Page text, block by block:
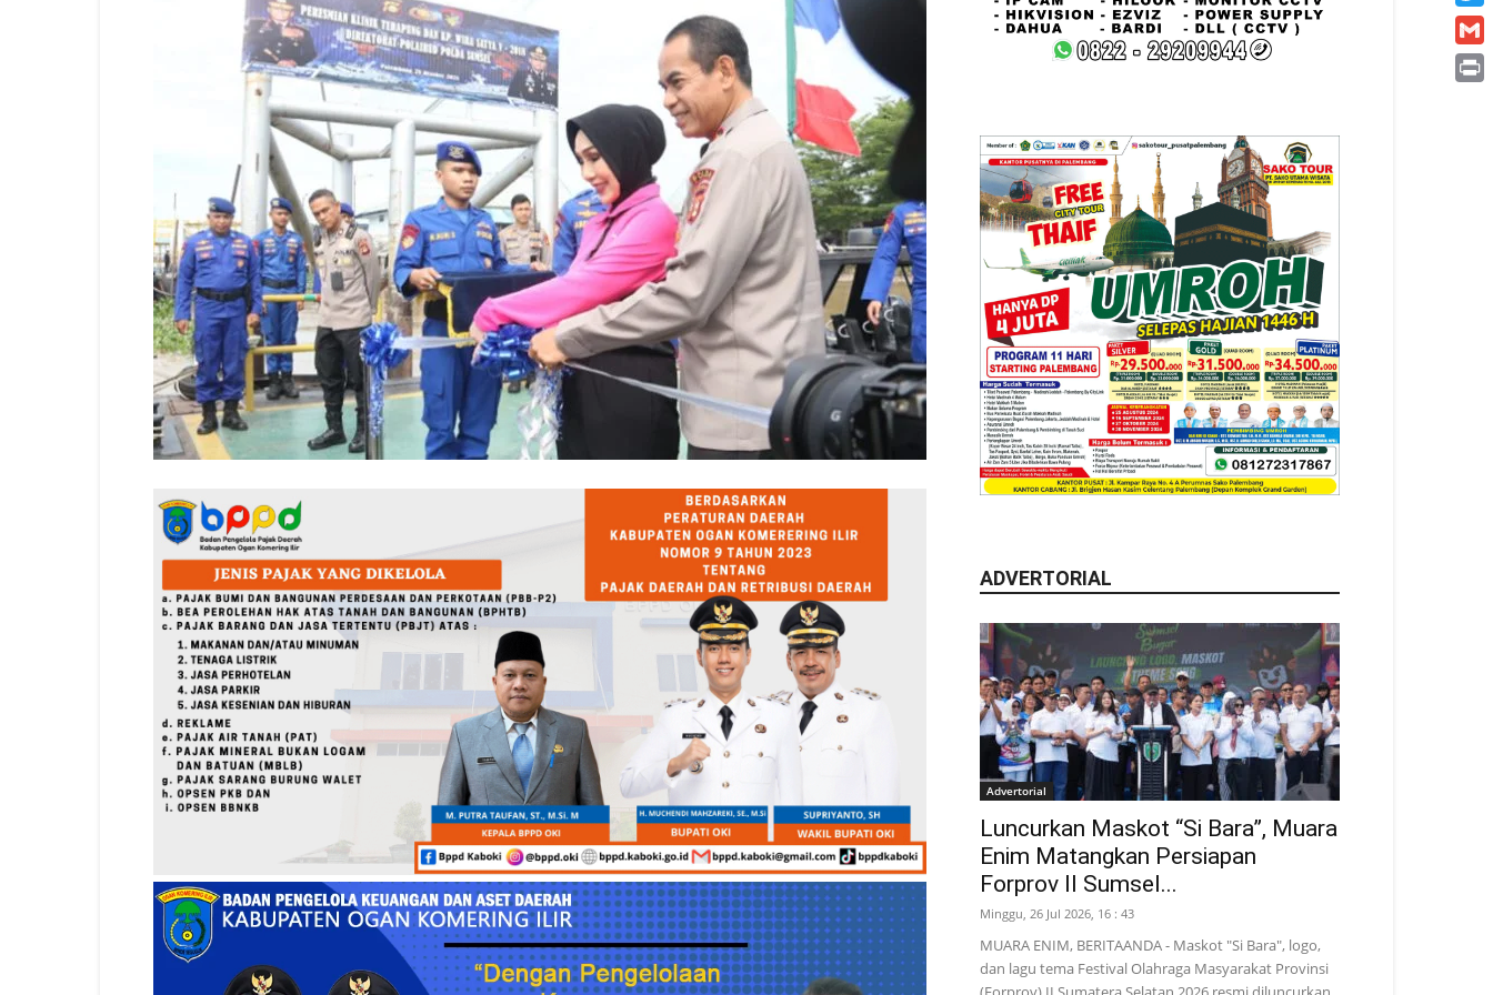
ADVERTORIAL
Advertorial
Luncurkan Maskot “Si Bara”, Muara
Enim Matangkan Persiapan
Forprov II Sumsel...
Minggu, 26 Jul 2026, 16 : 43
MUARA ENIM, BERITAANDA - Maskot "Si Bara", logo,
dan lagu tema Festival Olahraga Masyarakat Provinsi